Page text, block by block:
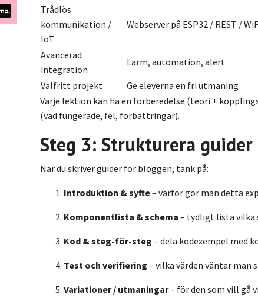
Trådlös
kommunikation /
IoT
Webserver på ESP32 / REST /
Avancerad
integration
Larm, automation, alert
Valfritt projekt
Ge eleverna en fri utmaning
Varje lektion kan ha en förberedelse (teori +
(vad fungerade, fel, förbättringar).
Steg 3: Strukturera
När du skriver guider för bloggen, tänk på:
Introduktion & syfte– varför gör man detta
Komponentlista & schema – tydligt lista vilka
Kod & steg-för-steg – dela kodexempel med
Test och verifiering – vilka värden väntar man
Variationer / utmaningar– för den som vill gå